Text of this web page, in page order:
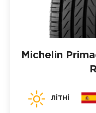
Michelin
літні